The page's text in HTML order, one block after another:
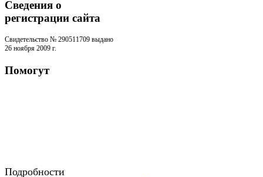
Сведения о
регистрации cайта
Свидетельство № 290511709 выдано
26 ноября 2009 г.
Помогут
Подробности